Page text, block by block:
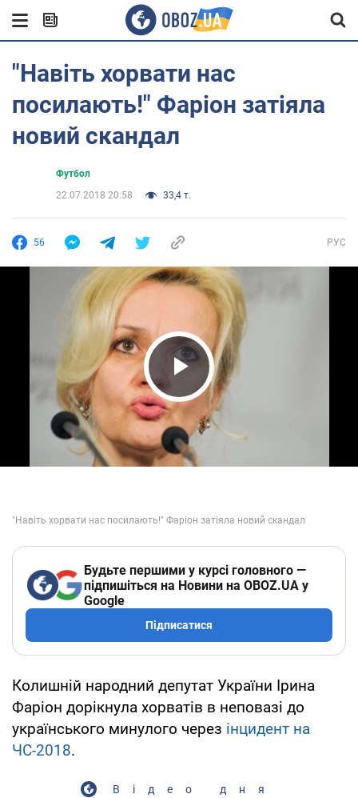
"Навіть хорвати нас
посилають!" Фаріон затіяла
новий скандал
Футбол
22.07.2018 20:58
33,4 т.
56 РУС
Play Video
Будьте першими у курсі головного —
підпишіться на Новини на OBOZ.UA у
Google
Підписатися
Колишній народний депутат України Ірина
Фаріон дорікнула хорватів в неповазі до
українського минулого через інцидент на
ЧС-2018.
Відео дня